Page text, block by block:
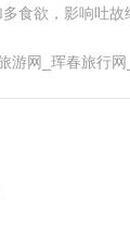
食欲，影响吐
网_珲春旅行